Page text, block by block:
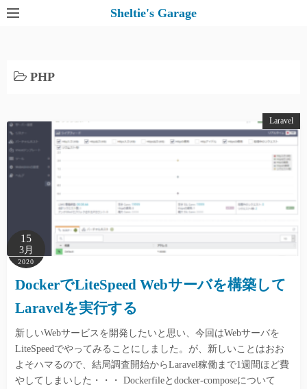
コ
キ
ッ
プ
Sheltie's Garage
PHP
Laravel
15
3月
2020
DockerでLiteSpeed Webサーバを構築して
Laravelを実行する
新しいWebサービスを開発したいと思い、今回はWebサーバを
LiteSpeedでやってみることにしました。が、新しいことはおお
よそハマるので、結局調査開始からLaravel稼働まで1週間ほど費
やしてしまいした・・・ Dockerfileとdocker-composeについて